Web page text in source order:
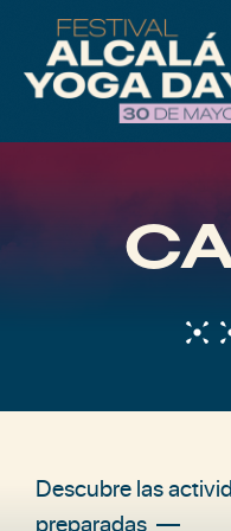
content
EL
Descubre las
preparadas —